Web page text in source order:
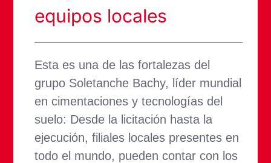
equipos locales
Esta es una de las fortalezas del
grupo Soletanche Bachy, líder mundial
en cimentaciones y tecnologías del
suelo: Desde la licitación hasta la
ejecución, filiales locales presentes en
todo el mundo, pueden contar con los